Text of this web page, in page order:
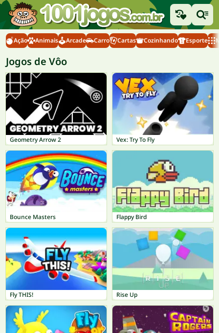
Ação Animais Arcade Carro Cartas Cozinhando Esporte
Jogos de Vôo
Geometry Arrow 2 Vex: Try To Fly
Bounce Masters Flappy Bird
Fly THIS! Rise Up